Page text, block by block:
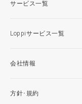
サービス一覧
Loppiサービス一覧
会社情報
方針･規約